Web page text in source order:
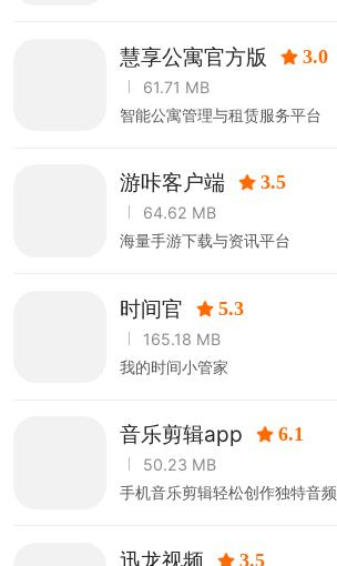
慧享公寓官方版 3.0
61.71 MB
智能公寓管理与租赁服务平台
游咔客户端 3.5
64.62 MB
海量手游下载与资讯平台
时间官 5.3
165.18 MB
我的时间小管家
音乐剪辑app 6.1
50.23 MB
手机音乐剪辑轻松创作独特音频
迅龙视频 3.5